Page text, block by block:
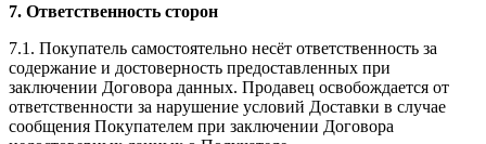
7. Ответственность сторон
7.1. Покупатель самостоятельно несёт ответственность за
содержание и достоверность предоставленных при
заключении Договора данных. Продавец освобождается от
ответственности за нарушение условий Доставки в случае
сообщения Покупателем при заключении Договора